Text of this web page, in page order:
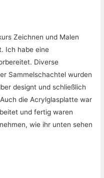
Zeichnen und Malen
Ich habe eine
Diverse
Sammelschachtel wurden
designt und schließlich
die Acrylglasplatte war
und fertig waren
wie ihr unten sehen